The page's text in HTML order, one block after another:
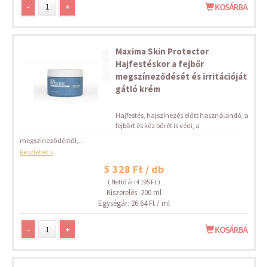
- + KOSÁRBA
Maxima Skin Protector
Hajfestéskor a fejbőr
megszíneződését és irritációját
gátló krém
Hajfestés, hajszínezés előtt használandó, a
fejbőrt és kéz bőrét is védi, a
megszíneződéstől,...
Részletek »
5 328 Ft / db
( Nettó ár: 4 195 Ft )
Kiszerelés: 200 ml
Egységár: 26.64 Ft / ml
- + KOSÁRBA